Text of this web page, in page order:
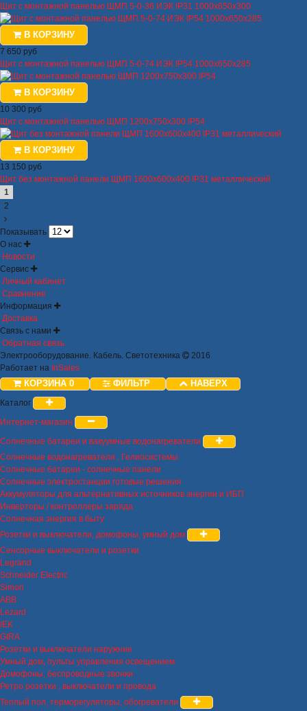
Щит с монтажной панелью ЩМП 5-0-36 ИЭК IP31 1000х650х300
В КОРЗИНУ
7 650 руб
Щит с монтажной панелью ЩМП 5-0-74 ИЭК IP54 1000х650х285
В КОРЗИНУ
10 300 руб
Щит с монтажной панелью ЩМП 1200х750х300 IP54
В КОРЗИНУ
13 150 руб
Щит без монтажной панели ЩМП 1600х600х400 IP31 металлический
1
2
Показывать
О нас
Новости
Сервис
Личный кабинет
Сравнение
Информация
Доставка
Связь с нами
Обратная связь
Электрооборудование. Кабель. Светотехника
2016
Работает на InSales
КОРЗИНА 0 ФИЛЬТР НАВЕРХ
Каталог
Интернет-магазин
Солнечные батареи и вакуумные водонагреватели
Солнечные водонагреватели , Гелиосистемы
Солнечные батареи - солнечные панели
Солнечные электростанции готовые решения
Аккумуляторы для альтернативных источников энергии и ИБП
Инверторы / контроллеры заряда
Солнечная энергия в быту
Розетки и выключатели, домофоны, умный дом
Сенсорные выключатели и розетки
Legrand
Schneider Electric
Simon
ABB
Lezard
IEK
GIRA
Розетки и выключатели наружние
Умный дом, пульты управления освещением
Домофоны, беспроводные звонки
Ретро розетки , выключатели и провода
Теплый пол, терморегуляторы, обогреватели